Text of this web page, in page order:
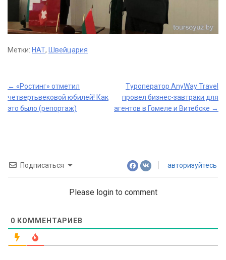
Метки: НАТ, Швейцария
Post
navigation
← «Ростинг» отметил
четвертьвековой юбилей! Как
это было (репортаж)
Туроператор AnyWay Travel
провел бизнес-завтраки для
агентов в Гомеле и Витебске →
Подписаться авторизуйтесь
Please login to comment
0 КОММЕНТАРИЕВ